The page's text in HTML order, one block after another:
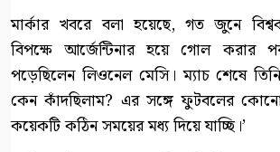
মার্কার খবরে বলা হয়েছে, গত জুনে
বিপক্ষে আর্জেন্টিনার হয়ে গোল করার
পড়েছিলেন লিওনেল মেসি। ম্যাচ শেষে
কেন কাঁদছিলাম? এর সঙ্গে ফুটবলের
কয়েকটি কঠিন সময়ের মধ্য দিয়ে যাচ্ছি।’